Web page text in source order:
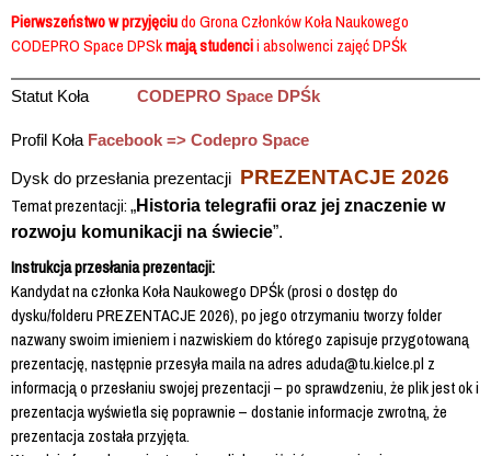
Pierwszeństwo w przyjęciudo Grona Członków Koła Naukowego
CODEPRO Space DPSkmająstudencii absolwenci zajęć DPŚk
Statut Koła CODEPRO Space DPŚk
Profil Koła Facebook => Codepro Space
Dysk do przesłania prezentacji PREZENTACJE 2026
Temat prezentacji: „Historia telegrafii oraz jej znaczenie w
rozwoju komunikacji na świecie”.
Instrukcja przesłania prezentacji:
Kandydat na członka Koła Naukowego DPŚk (prosi o dostęp do
dysku/folderu PREZENTACJE 2026), po jego otrzymaniu tworzy folder
nazwany swoim imieniem i nazwiskiem do którego zapisuje przygotowaną
prezentację, następnie przesyła maila na adres aduda@tu.kielce.pl z
informacją o przesłaniu swojej prezentacji – po sprawdzeniu, że plik jest ok i
prezentacja wyświetla się poprawnie – dostanie informacje zwrotną, że
prezentacja została przyjęta.